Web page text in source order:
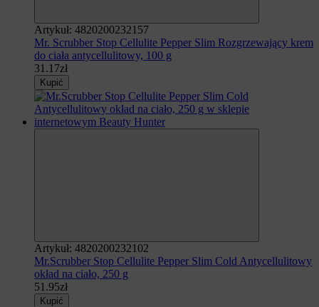
Artykuł: 4820200232157
Mr. Scrubber Stop Cellulite Pepper Slim Rozgrzewający krem
​​do ciała antycellulitowy, 100 g
31.17zł
Kupić
Artykuł: 4820200232102
Mr.Scrubber Stop Cellulite Pepper Slim Cold Antycellulitowy
okład na ciało, 250 g
51.95zł
Kupić